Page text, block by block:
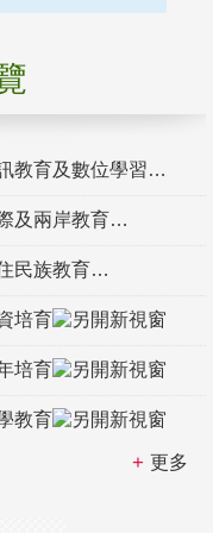
教育及數位學習
及兩岸教育
民族教育
培育
培育
教育
更多